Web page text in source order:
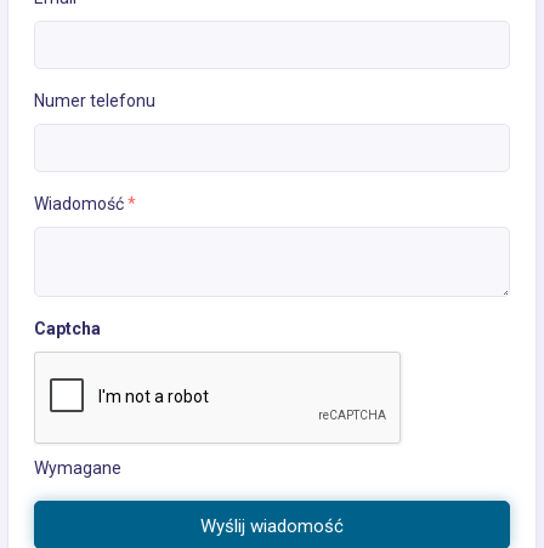
Numer telefonu
Wiadomość*
Captcha
Wymagane
Wyślij wiadomość